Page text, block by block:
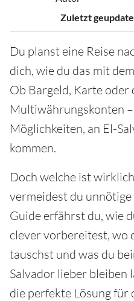
Zuletzt
Du planst eine Reise
dich, wie du das mit
Ob Bargeld, Karte oder
Multiwährungskonten
Möglichkeiten, an El-
kommen.
Doch welche ist
vermeidest du unnötige
Guide erfährst du, wie
clever vorbereitest, wo
tauschst und was du
Salvador lieber bleiben
die perfekte Lösung für